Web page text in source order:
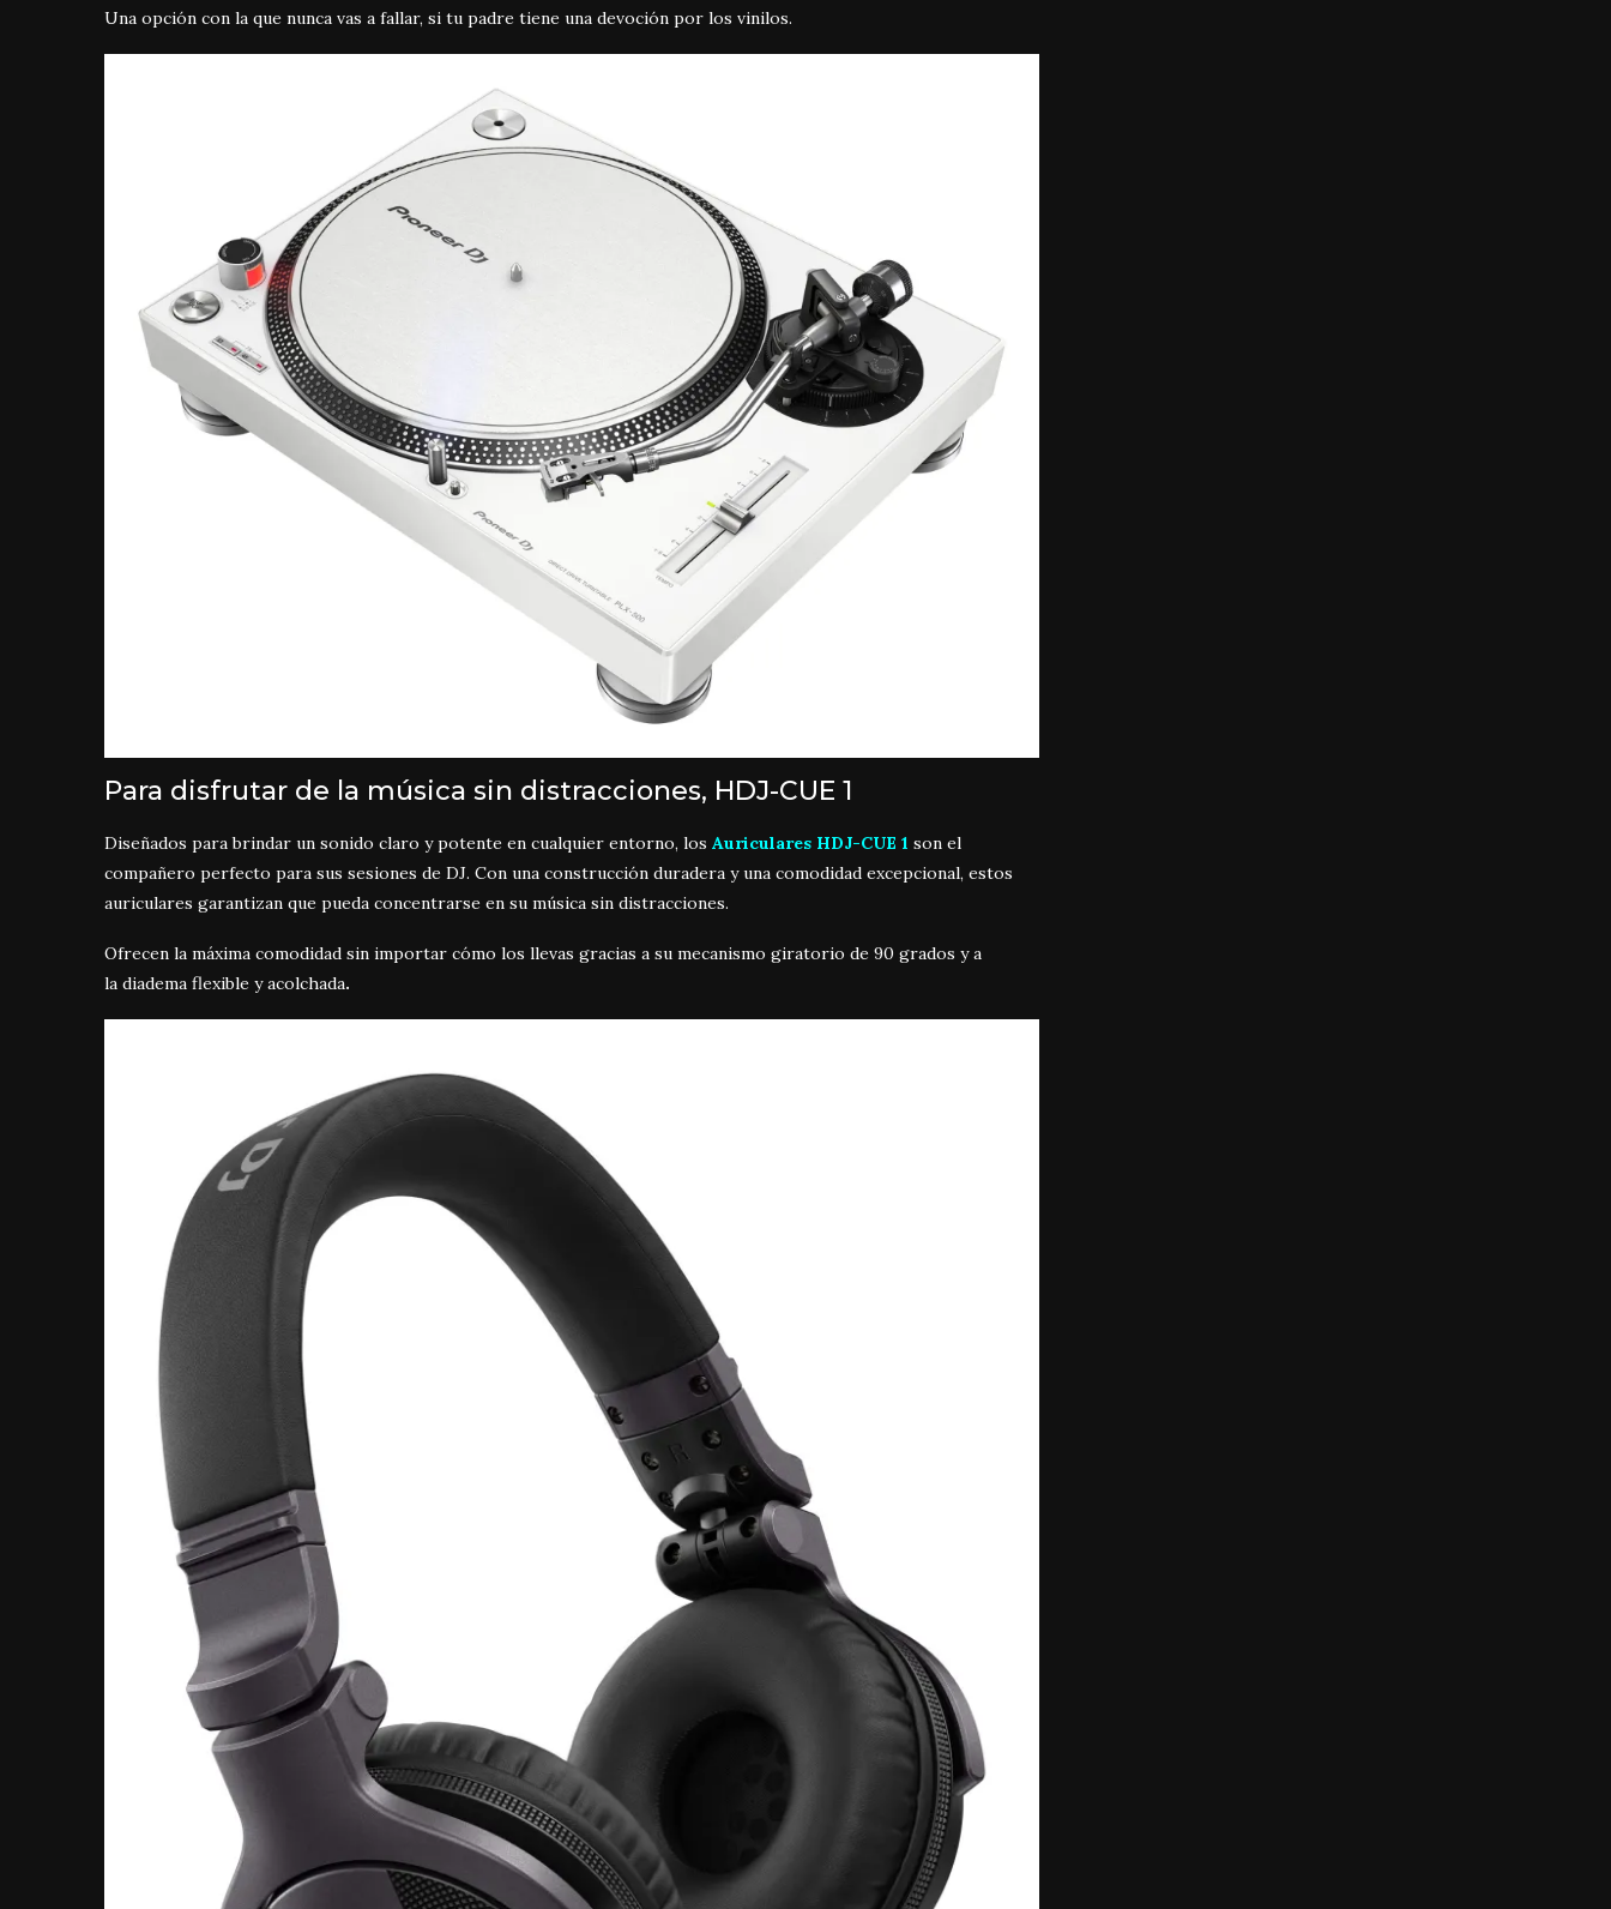
Una opción con la que nunca vas a fallar, si tu padre tiene una devoción por los vinilos.
Para disfrutar de la música sin distracciones, HDJ-CUE 1
Diseñados para brindar un sonido claro y potente en cualquier entorno, los Auriculares HDJ-CUE 1 son el
compañero perfecto para sus sesiones de DJ. Con una construcción duradera y una comodidad excepcional, estos
auriculares garantizan que pueda concentrarse en su música sin distracciones.
Ofrecen la máxima comodidad sin importar cómo los llevas gracias a su mecanismo giratorio de 90 grados y a
la diadema flexible y acolchada.